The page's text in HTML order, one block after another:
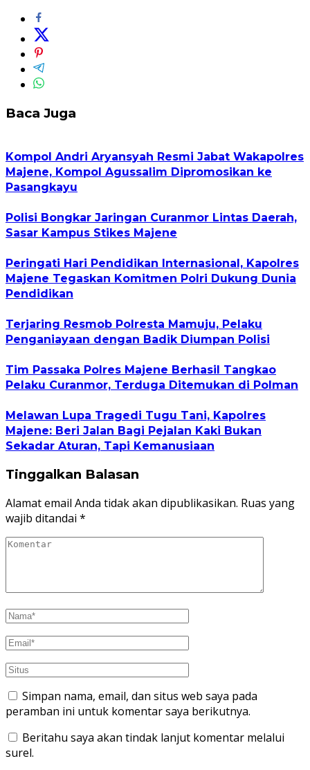
Baca Juga
Kompol Andri Aryansyah Resmi Jabat Wakapolres
Majene, Kompol Agussalim Dipromosikan ke
Pasangkayu
Polisi Bongkar Jaringan Curanmor Lintas Daerah,
Sasar Kampus Stikes Majene
Peringati Hari Pendidikan Internasional, Kapolres
Majene Tegaskan Komitmen Polri Dukung Dunia
Pendidikan
Terjaring Resmob Polresta Mamuju, Pelaku
Penganiayaan dengan Badik Diumpan Polisi
Tim Passaka Polres Majene Berhasil Tangkao
Pelaku Curanmor, Terduga Ditemukan di Polman
Melawan Lupa Tragedi Tugu Tani, Kapolres
Majene: Beri Jalan Bagi Pejalan Kaki Bukan
Sekadar Aturan, Tapi Kemanusiaan
Tinggalkan Balasan
Alamat email Anda tidak akan dipublikasikan. Ruas yang
wajib ditandai *
Simpan nama, email, dan situs web saya pada
peramban ini untuk komentar saya berikutnya.
Beritahu saya akan tindak lanjut komentar melalui
surel.